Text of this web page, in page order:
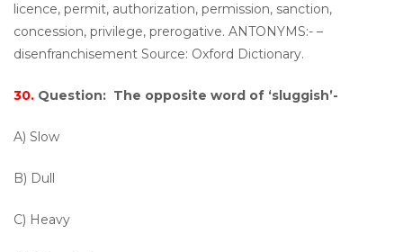
licence, permit, authorization, permission, sanction,
concession, privilege, prerogative. ANTONYMS:- –
disenfranchisement Source: Oxford Dictionary.
30. Question: The opposite word of ‘sluggish’-
A) Slow
B) Dull
C) Heavy